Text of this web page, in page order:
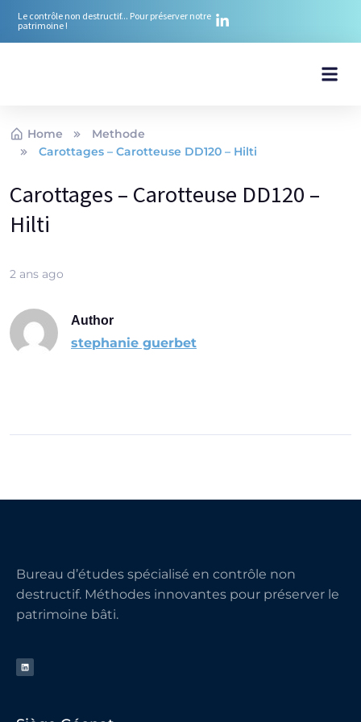
Le contrôle non destructif... Pour préserver notre
patrimoine !
Home
Methode
Carottages – Carotteuse DD120 – Hilti
Carottages – Carotteuse DD120 –
Hilti
2 ans ago
Author
stephanie guerbet
Bureau d’études spécialisé en contrôle non
destructif. Méthodes innovantes pour préserver le
patrimoine bâti.